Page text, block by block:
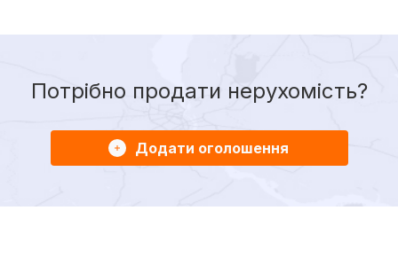
Потрібно продати нерухомість?
Додати оголошення